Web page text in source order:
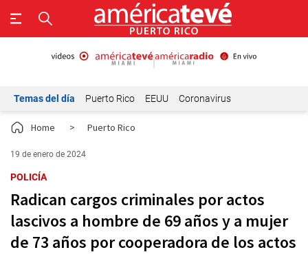
Temas del día Puerto Rico EEUU Coronavirus
Home > Puerto Rico
19 de enero de 2024
POLICÍA
Radican cargos criminales por actos
lascivos a hombre de 69 años y a mujer
de 73 años por cooperadora de los actos